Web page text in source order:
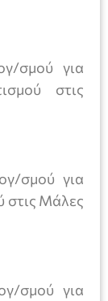
σμού για
στις
σμού για
στις Μάλες
σμού για